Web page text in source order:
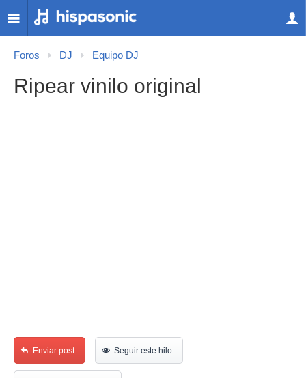
Foros DJ Equipo DJ
Ripear vinilo original
Enviar post Seguir este hilo